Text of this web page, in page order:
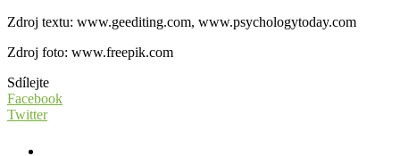
Zdroj textu: www.geediting.com, www.psychologytoday.com
Zdroj foto: www.freepik.com
Sdílejte
Facebook
Twitter